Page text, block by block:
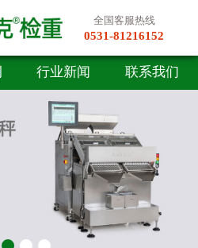
全国客服热线
0531-81216152
行业新闻 联系我们